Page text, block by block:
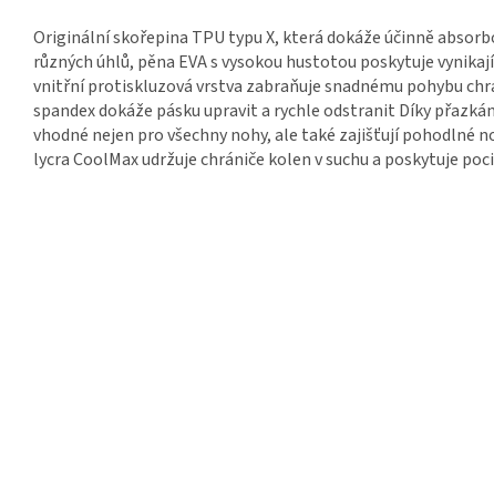
Originální skořepina TPU typu X, která dokáže účinně
různých úhlů, pěna EVA s vysokou hustotou poskytuje
vnitřní protiskluzová vrstva zabraňuje snadnému pohybu
spandex dokáže pásku upravit a rychle odstranit Díky
vhodné nejen pro všechny nohy, ale také zajišťují pohodlné
lycra CoolMax udržuje chrániče kolen v suchu a poskytuje